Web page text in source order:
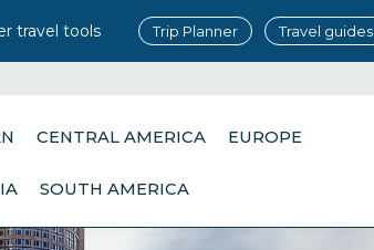
travel tools Trip Planner Travel guides
CENTRAL AMERICA EUROPE
SOUTH AMERICA